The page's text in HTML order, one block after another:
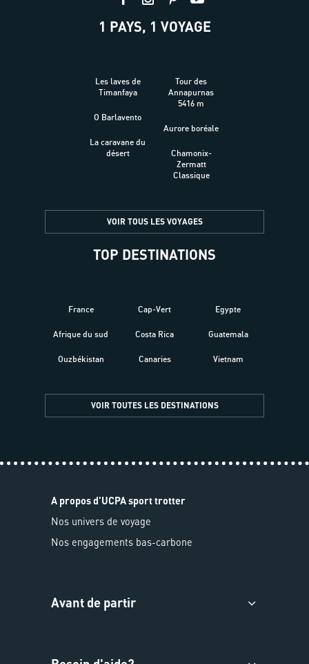
1 PAYS, 1 VOYAGE
Les laves de
Timanfaya
O Barlavento
La caravane du
désert
Tour des
Annapurnas
5416 m
Aurore boréale
Chamonix-
Zermatt
Classique
VOIR TOUS LES VOYAGES
TOP DESTINATIONS
France
Afrique du sud
Ouzbékistan
Cap-Vert
Costa Rica
Canaries
Egypte
Guatemala
Vietnam
VOIR TOUTES LES DESTINATIONS
A propos d'UCPA sport trotter
Nos univers de voyage
Nos engagements bas-carbone
Avant de partir